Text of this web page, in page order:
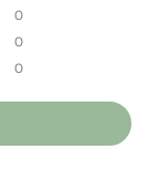
0
0
0